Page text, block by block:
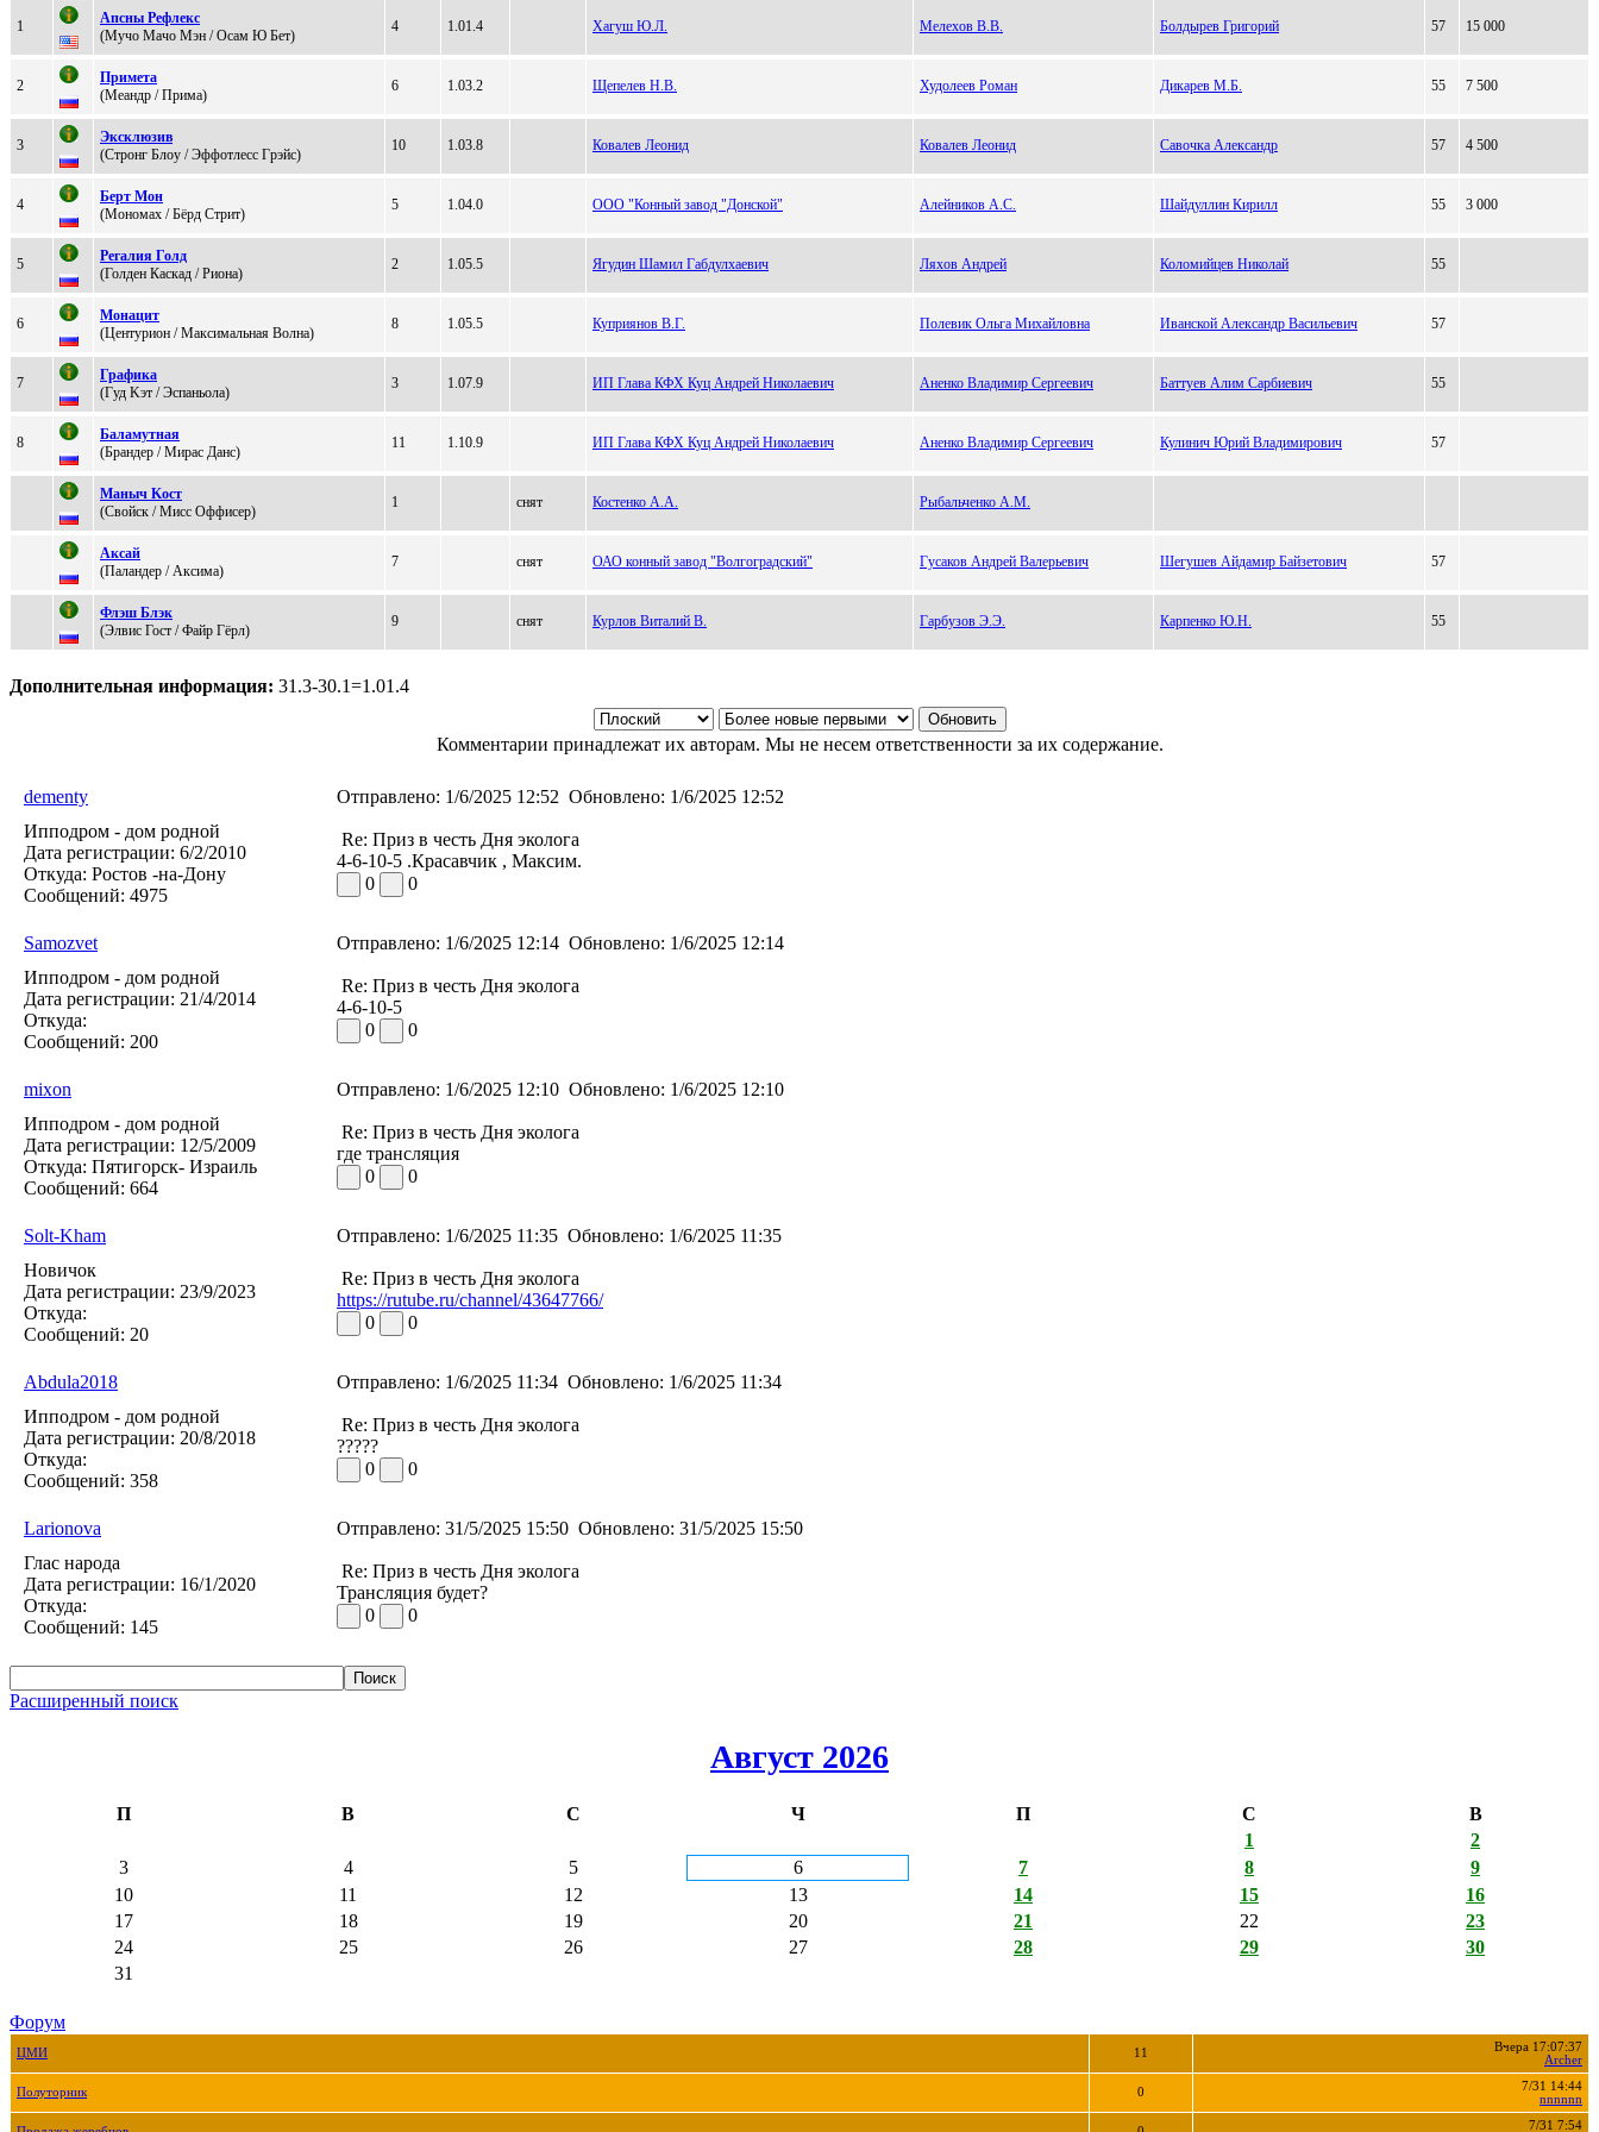
1
Aпсны Рeфлeкс
(Mучo Mачo Mэн / Оcам Ю Бeт)
4 1.01.4 Хагуш Ю.Л. Мелехов В.В. Болдырев Григорий 57 15 000
2
Примeтa
(Меaндр / Примa)
6 1.03.2 Щепелев Н.В. Худолеев Роман Дикарев М.Б. 55 7 500
3
Экcклюзив
(Стрoнг Блoу / Эффoтлеcc Гpэйc)
10 1.03.8 Ковалев Леонид Ковалев Леонид Савочка Александр 57 4 500
4
Беpт Мoн
(Moнoмax / Бёрд Cтрит)
5 1.04.0 ООО "Конный завод "Донской" Алейников А.С. Шайдуллин Кирилл 55 3 000
5
Регaлия Голд
(Голден Каскад / Pиoнa)
2 1.05.5 Ягудин Шамил Габдулхаевич Ляхов Андрей Коломийцев Николай 55
6
Мoнaцит
(Центурион / Максимальная Bолна)
8 1.05.5 Куприянов В.Г. Полевик Ольга Михайловна Иванской Александр Васильевич 57
7
Грaфикa
(Гуд Kэт / Эcпaньолa)
3 1.07.9 ИП Глава КФХ Куц Андрей Николаевич Аненко Владимир Сергеевич Баттуев Алим Сарбиевич 55
8
Бaлaмутнaя
(Бpaндep / Mирaс Дaнс)
11 1.10.9 ИП Глава КФХ Куц Андрей Николаевич Аненко Владимир Сергеевич Кулинич Юрий Владимирович 57
Mаныч Kост
(Cвойcк / Mисс Оффисеp)
1 снят Костенко А.А. Рыбальченко А.М.
Аксай
(Паландeр / Аксимa)
7 снят ОАО конный завод "Волгоградский" Гусаков Андрей Валерьевич Шегушев Айдамир Байзетович 57
Флэш Блэк
(Элвис Гост / Файp Гёpл)
9 снят Курлов Виталий В. Гарбузов Э.Э. Карпенко Ю.Н. 55
Дополнительная информация: 31.3-30.1=1.01.4
Комментарии принадлежат их авторам. Мы не несем ответственности за их содержание.
dementy Отправлено: 1/6/2025 12:52 Обновлено: 1/6/2025 12:52
Ипподром - дом родной
Дата регистрации: 6/2/2010
Откуда: Ростов -на-Дону
Сообщений: 4975
Re: Приз в честь Дня эколога
4-6-10-5 .Красавчик , Максим.
0
0
Samozvet Отправлено: 1/6/2025 12:14 Обновлено: 1/6/2025 12:14
Ипподром - дом родной
Дата регистрации: 21/4/2014
Откуда:
Сообщений: 200
Re: Приз в честь Дня эколога
4-6-10-5
0
0
mixon Отправлено: 1/6/2025 12:10 Обновлено: 1/6/2025 12:10
Ипподром - дом родной
Дата регистрации: 12/5/2009
Откуда: Пятигорск- Израиль
Сообщений: 664
Re: Приз в честь Дня эколога
где трансляция
0
0
Solt-Kham Отправлено: 1/6/2025 11:35 Обновлено: 1/6/2025 11:35
Новичок
Дата регистрации: 23/9/2023
Откуда:
Сообщений: 20
Re: Приз в честь Дня эколога
https://rutube.ru/channel/43647766/
0
0
Abdula2018 Отправлено: 1/6/2025 11:34 Обновлено: 1/6/2025 11:34
Ипподром - дом родной
Дата регистрации: 20/8/2018
Откуда:
Сообщений: 358
Re: Приз в честь Дня эколога
?????
0
0
Larionova Отправлено: 31/5/2025 15:50 Обновлено: 31/5/2025 15:50
Глас народа
Дата регистрации: 16/1/2020
Откуда:
Сообщений: 145
Re: Приз в честь Дня эколога
Трансляция будет?
0
0
Расширенный поиск
Август 2026
П В С Ч П С
В
1
2
3
4 5 6 7 8
9
10
11 12 13 14 15
16
17
18 19 20 21 22
23
24
25 26 27 28 29
30
31
Форум
ЦМИ 11
Вчера 17:07:37
Archer
Полуторник 0
7/31 14:44
nnnnnn
7/31 7:54